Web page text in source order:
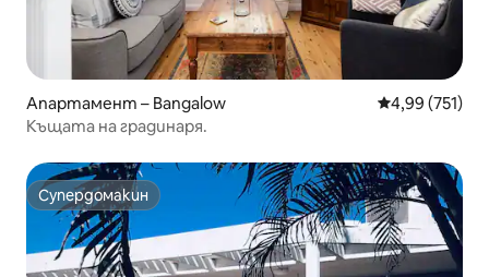
Апартамент – Bangalow Средна
4,99 (751)
Къщата на градинаря.
Супердомакин
Супердомакин